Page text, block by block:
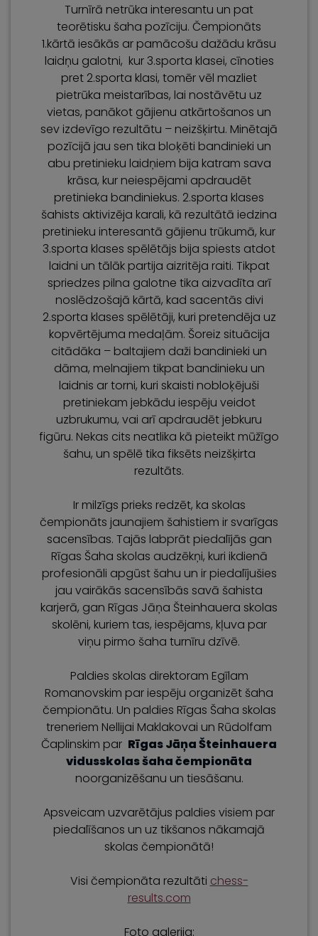
Turnīrā netrūka interesantu un pat
teorētisku šaha pozīciju. Čempionāts
1.kārtā iesākās ar pamācošu dažādu krāsu
laidņu galotni, kur 3.sporta klasei, cīnoties
pret 2.sporta klasi, tomēr vēl mazliet
pietrūka meistarības, lai nostāvētu uz
vietas, panākot gājienu atkārtošanos un
sev izdevīgo rezultātu – neizšķirtu. Minētajā
pozīcijā jau sen tika bloķēti bandinieki un
abu pretinieku laidņiem bija katram sava
krāsa, kur neiespējami apdraudēt
pretinieka bandiniekus. 2.sporta klases
šahists aktivizēja karali, kā rezultātā iedzina
pretinieku interesantā gājienu trūkumā, kur
3.sporta klases spēlētājs bija spiests atdot
laidni un tālāk partija aizritēja raiti. Tikpat
spriedzes pilna galotne tika aizvadīta arī
noslēdzošajā kārtā, kad sacentās divi
2.sporta klases spēlētāji, kuri pretendēja uz
kopvērtējuma medaļām. Šoreiz situācija
citādāka – baltajiem daži bandinieki un
dāma, melnajiem tikpat bandinieku un
laidnis ar torni, kuri skaisti nobloķējuši
pretiniekam jebkādu iespēju veidot
uzbrukumu, vai arī apdraudēt jebkuru
figūru. Nekas cits neatlika kā pieteikt mūžīgo
šahu, un spēlē tika fiksēts neizšķirta
rezultāts.
Ir milzīgs prieks redzēt, ka skolas
čempionāts jaunajiem šahistiem ir svarīgas
sacensības. Tajās labprāt piedalījās gan
Rīgas Šaha skolas audzēkņi, kuri ikdienā
profesionāli apgūst šahu un ir piedalījušies
jau vairākās sacensībās savā šahista
karjerā, gan Rīgas Jāņa Šteinhauera skolas
skolēni, kuriem tas, iespējams, kļuva par
viņu pirmo šaha turnīru dzīvē.
Paldies skolas direktoram Egīlam
Romanovskim par iespēju organizēt šaha
čempionātu. Un paldies Rīgas Šaha skolas
treneriem Nellijai Maklakovai un Rūdolfam
Čaplinskim par Rīgas Jāņa Šteinhauera
vidusskolas šaha čempionāta
noorganizēšanu un tiesāšanu.
Apsveicam uzvarētājus paldies visiem par
piedalīšanos un uz tikšanos nākamajā
skolas čempionātā!
Visi čempionāta rezultāti chess-
results.com
Foto galerija: